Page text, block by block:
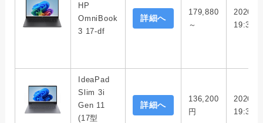
HP
OmniBook
3 17-df
詳細へ
179,880
～
2026/
19:32
IdeaPad
Slim 3i
Gen 11
(17型
詳細へ
136,200
円
2026/
19:33